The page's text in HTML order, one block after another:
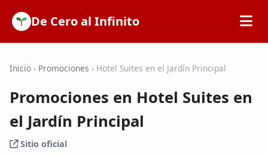
De Cero al Infinito
SOFIPOs
Bancos
Inicio › Promociones › Hotel Suites en el Jardín Principal
Promociones en Hotel Suites en
el Jardín Principal
Sitio oficial